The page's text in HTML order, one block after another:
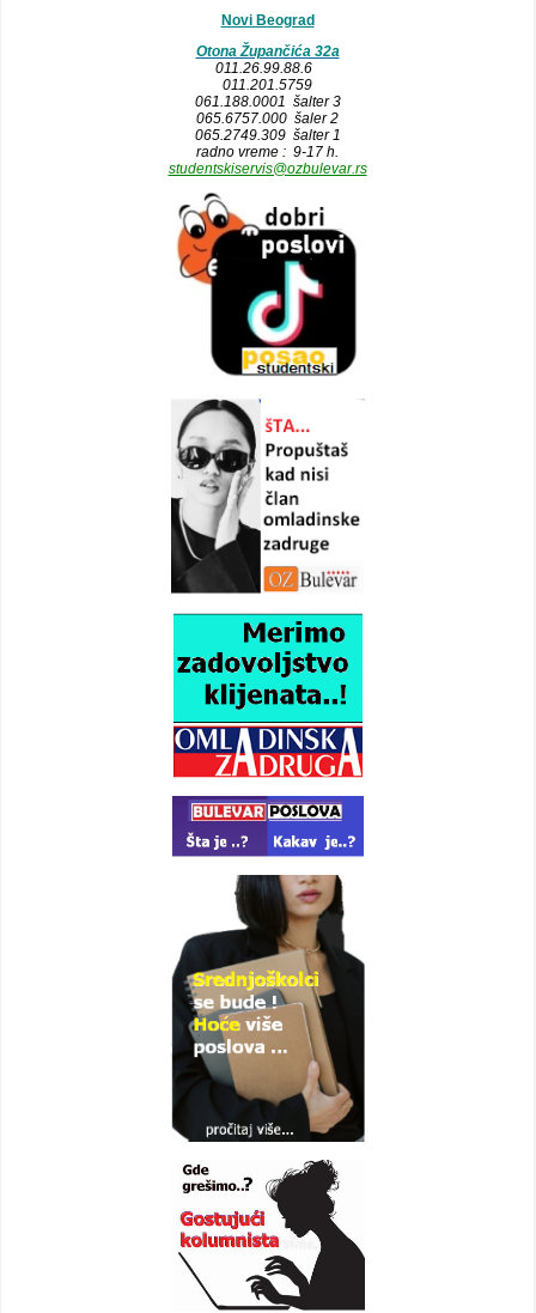
Novi Beograd
Otona Župančića 32a
011.26.99.88.6
011.201.5759
061.188.0001 šalter 3
065.6757.000 šaler 2
065.2749.309 šalter 1
radno vreme : 9-17 h.
studentskiservis@ozbulevar.rs